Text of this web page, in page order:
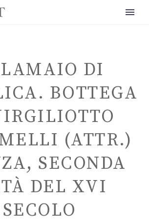
ITALIANO
DI
BOTTEGA
(ATTR.)
SECONDA
DEL XVI
SECOLO